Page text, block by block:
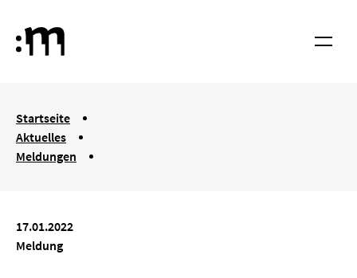
Hochschule für Musik und Tanz Köln Menü
You are here:
Startseite
Aktuelles
Meldungen
Marc L Vogler & ColLAB Cologne erfolgreich
17.01.2022
Meldung